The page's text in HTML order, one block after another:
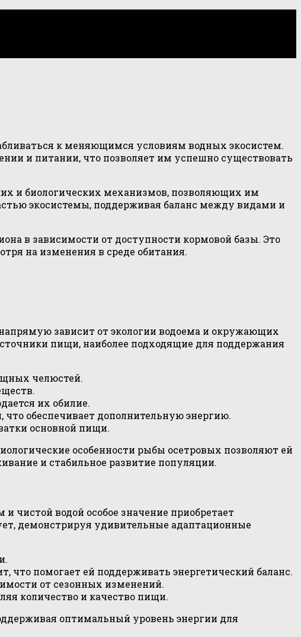
к меняющимся условиям водных экосистем.
и питании, что позволяет им успешно существовать
и биологических механизмов, позволяющих им
экосистемы, поддерживая баланс между видами и
в зависимости от доступности кормовой базы. Это
на изменения в среде обитания.
зависит от экологии водоема и окружающих
пищи, наиболее подходящие для поддержания
челюстей.
их обилие.
обеспечивает дополнительную энергию.
основной пищи.
особенности рыбы осетровых позволяют ей
и стабильное развитие популяции.
чистой водой особое значение приобретает
демонстрируя удивительные адаптационные
помогает ей поддерживать энергетический баланс.
от сезонных изменений.
количество и качество пищи.
оптимальный уровень энергии для